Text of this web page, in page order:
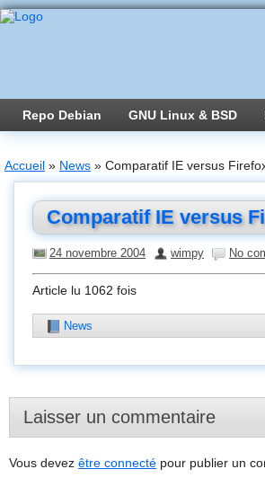
Repo Debian GNU Linux & BSD
Accueil » News » Comparatif IE versus
Comparatif IE versus
24 novembre 2004 wimpy No
Article lu 1062 fois
News
Laisser un commentaire
Vous devez être connecté pour publier un